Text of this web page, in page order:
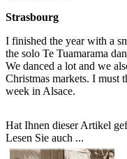
Strasbourg
I finished the year with a
the solo Te Tuamarama
We danced a lot and we
Christmas markets. I must
week in Alsace.
Hat Ihnen dieser Artikel
Lesen Sie auch ...